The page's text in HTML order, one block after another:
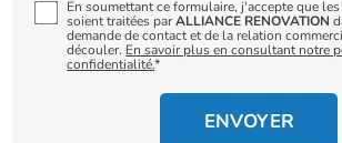
En soumettant ce formulaire, j'accepte que
soient traitées parALLIANCE RENOVATION
demande de contact et de la relation
découler. En savoir plus en consultant notre
confidentialité.*